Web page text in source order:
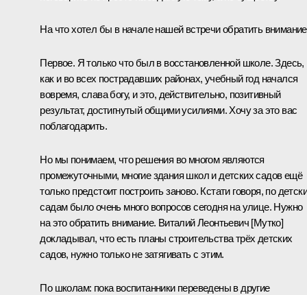
На что хотел бы в начале нашей встречи обратить
Первое. Я только что был в восстановленной школе. Здесь,
как и во всех пострадавших районах, учебный год начался
вовремя, слава богу, и это, действительно, позитивный
результат, достигнутый общими усилиями. Хочу за это вас
поблагодарить.
Но мы понимаем, что решения во многом являются
промежуточными, многие здания школ и детских садов ещё
только предстоит построить заново. Кстати говоря, по
садам было очень много вопросов сегодня на улице. Нужно
на это обратить внимание. Виталий Леонтьевич [Мутко]
докладывал, что есть планы строительства трёх детских
садов, нужно только не затягивать с этим.
По школам: пока воспитанники переведены в другие